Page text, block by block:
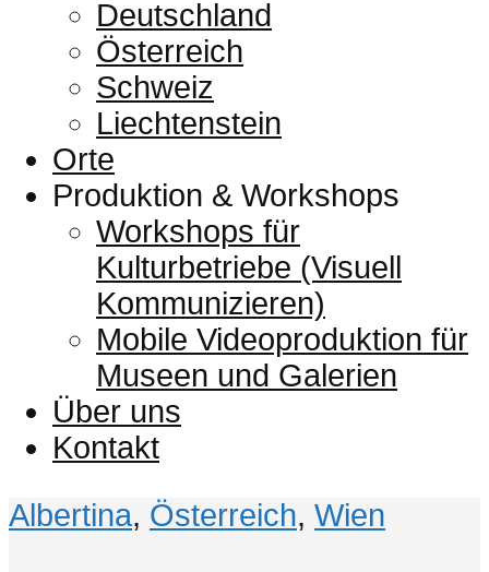
Deutschland
Österreich
Schweiz
Liechtenstein
Orte
Produktion & Workshops
Workshops für
Kulturbetriebe (Visuell
Kommunizieren)
Mobile Videoproduktion für
Museen und Galerien
Über uns
Kontakt
Albertina, Österreich, Wien